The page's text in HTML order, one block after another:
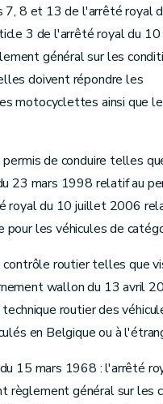
7, 8 et 13 de l'arrêté royal
3 de l'arrêté royal du
général sur les
doivent répondre les
motocyclettes ainsi que
de conduire telles
23 mars 1998 relatif au
royal du 10 juillet 2006
pour les véhicules de
routier telles que
wallon du 13 avril
routier des
en Belgique ou à
15 mars 1968 : l'arrêté
règlement général sur les